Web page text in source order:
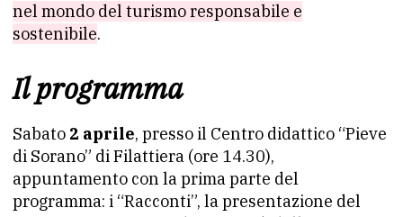
nel mondo del turismo responsabile e
sostenibile.
Il programma
Sabato 2 aprile, presso il Centro didattico “Pieve
di Sorano” di Filattiera (ore 14.30),
appuntamento con la prima parte del
programma: i “Racconti”, la presentazione del